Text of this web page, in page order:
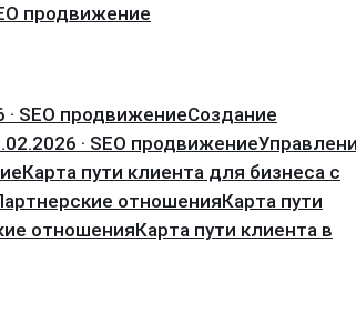
продвижение
· SEO продвижениеСоздание
· SEO продвижение
Карта пути клиента для бизнеса с
отношенияКарта пути
отношенияКарта пути клиента в